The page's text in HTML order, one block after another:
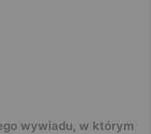
wywiadu, w którym